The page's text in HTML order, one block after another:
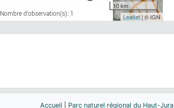
Nombre d'observation(s): 1
10 km
Leaflet| © IGN
Accueil Parc naturel régional du Haut-Jura